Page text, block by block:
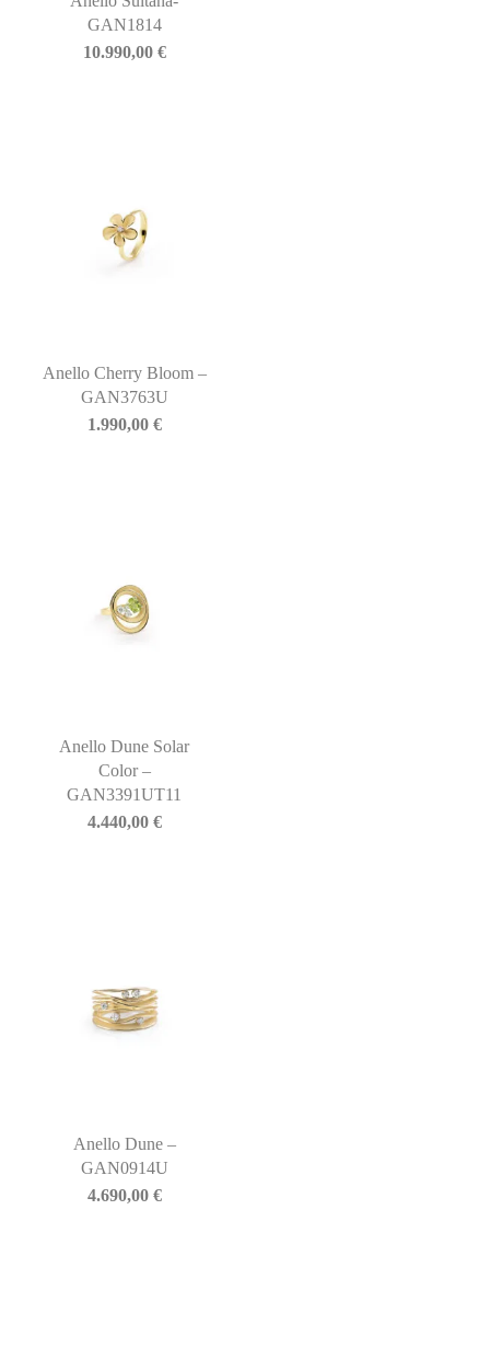
GAN1814
10.990,00 €
Anello Cherry Bloom –
GAN3763U
1.990,00 €
Anello Dune Solar
Color –
GAN3391UT11
4.440,00 €
Anello Dune –
GAN0914U
4.690,00 €